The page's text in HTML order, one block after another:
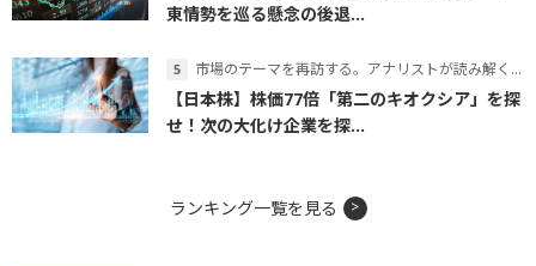
東情勢を巡る懸念の後退...
市場のテーマを再訪する。アナリストが読み解くテーマの本質
【日本株】株価77倍「第二のキオクシア」を探
せ！次の大化け企業を探...
ランキング一覧を見る